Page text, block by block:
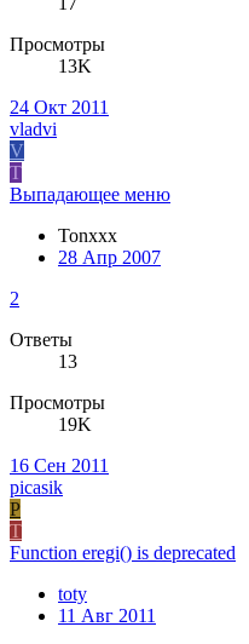
Просмотры
13K
24 Окт 2011
vladvi
V
T
Выпадающее меню
Tonxxx
28 Апр 2007
2
Ответы
13
Просмотры
19K
16 Сен 2011
picasik
P
T
Function eregi() is deprecated
toty
11 Авг 2011